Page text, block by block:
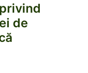
de